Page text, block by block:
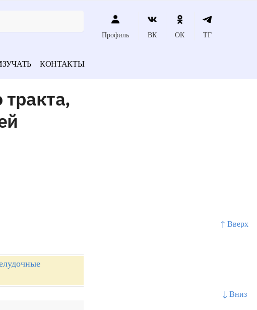
↑ Вверх
↓ Вниз
Профиль ВК ОК ТГ
КОНТАКТЫ